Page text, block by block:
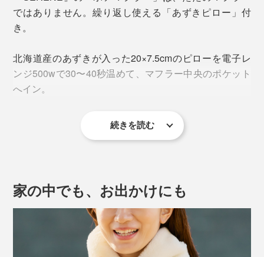
ではありません。繰り返し使える「あずきピロー」付
き。
北海道産のあずきが入った20×7.5cmのピローを電子レ
ンジ500wで30〜40秒温めて、マフラー中央のポケット
へイン。
続きを読む
家の中でも、お出かけにも